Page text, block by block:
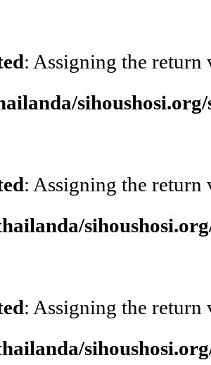
: Assigning the return
: Assigning the return
: Assigning the return